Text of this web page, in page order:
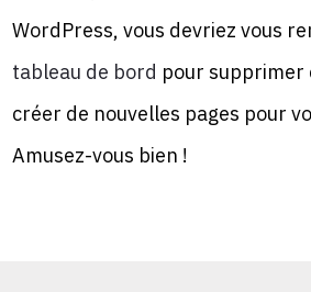
WordPress, vous devriez vous
tableau de bord pour supprimer
créer de nouvelles pages pour
Amusez-vous bien !